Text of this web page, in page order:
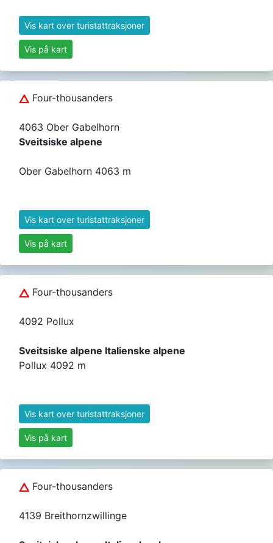
Vis kart over turistattraksjoner
Vis på kart
Four-thousanders
4063 Ober Gabelhorn
Sveitsiske alpene
Ober Gabelhorn 4063 m
Vis kart over turistattraksjoner
Vis på kart
Four-thousanders
4092 Pollux
Sveitsiske alpene Italienske alpene
Pollux 4092 m
Vis kart over turistattraksjoner
Vis på kart
Four-thousanders
4139 Breithornzwillinge